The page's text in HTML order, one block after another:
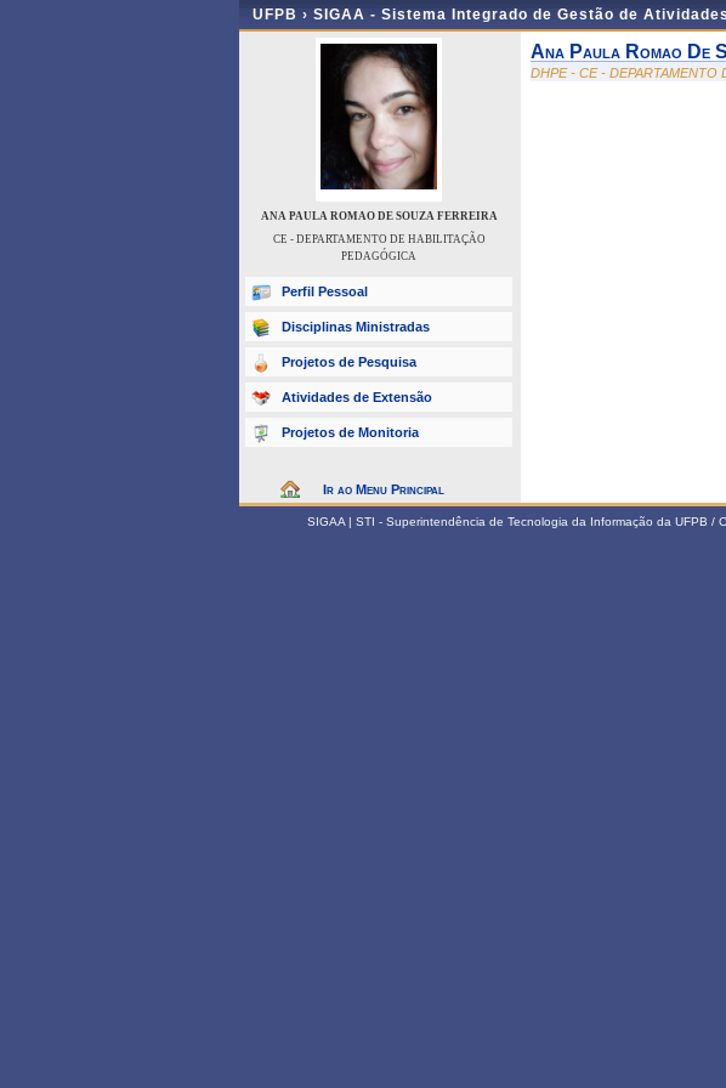
UFPB › SIGAA - Sistema Integrado de Gestão de
ANA PAULA ROMAO DE SOUZA FERREIRA
CE - DEPARTAMENTO DE HABILITAÇÃO
PEDAGÓGICA
Perfil Pessoal
Disciplinas Ministradas
Projetos de Pesquisa
Atividades de Extensão
Projetos de Monitoria
Ir ao Menu Principal
Ana Paula Romao De
DHPE - CE - DEPARTAMENTO
SIGAA | STI - Superintendência de Tecnologia da Informação da UFPB